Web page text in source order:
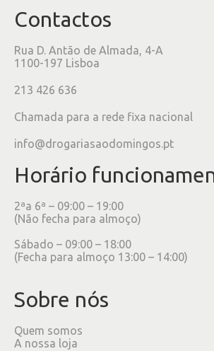
Contactos
Rua D. Antão de Almada, 4-A
1100-197 Lisboa
213 426 636
Chamada para a rede fixa nacional
info@drogariasaodomingos.pt
Horário
2ªa 6ª – 09:00 – 19:00
(Não fecha para almoço)
Sábado – 09:00 – 18:00
(Fecha para almoço 13:00 – 14:00)
Sobre nós
Quem somos
A nossa loja